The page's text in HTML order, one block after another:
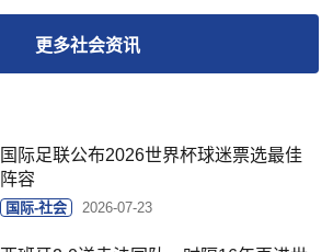
更多社会资讯
国际足联公布2026世界杯球迷票选最佳
阵容
国际-社会 2026-07-23